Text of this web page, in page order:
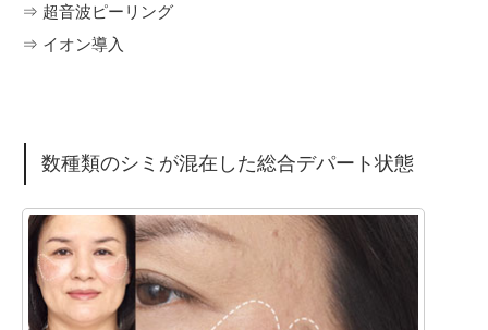
⇒ 超音波ピーリング
⇒ イオン導入
数種類のシミが混在した総合デパート状態